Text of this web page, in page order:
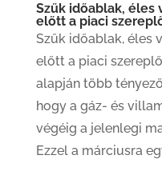
Szűk időablak, éles
előtt a piaci
Szűk időablak, éles
előtt a piaci
alapján több
hogy a gáz- és
végéig a jelenlegi
Ezzel a márciusra